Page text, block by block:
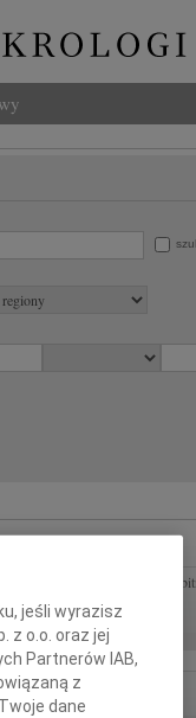
Małgorzaty Kościelskiej
wieloletniej...
i Piotrek
jeśli wyrazisz
z o.o. oraz jej
Partnerów IAB,
z
dane